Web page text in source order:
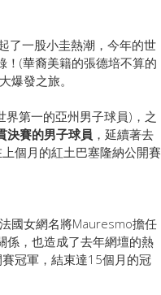
了一股小圭熱潮，今年的世
(華裔美籍的張德培不算的
爆發之旅。
界第一的亞州男子球員)，之
決賽的男子球員 ，延續著去
個月的紅土巴塞隆納公開賽
國女網名將Mauresmo擔任
係，也造成了去年網壇的熱
冠軍，結束達15個月的冠